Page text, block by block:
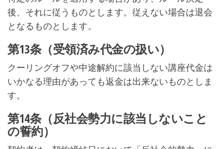
後、それに従うものとします。従えない場合は退会
となるものとします。
第13条（受領済み代金の扱い）
クーリングオフや中途解約に該当しない講座代金は
いかなる理由があっても返金は出来ないものとしま
す。
第14条（反社会勢力に該当しないこと
の誓約）